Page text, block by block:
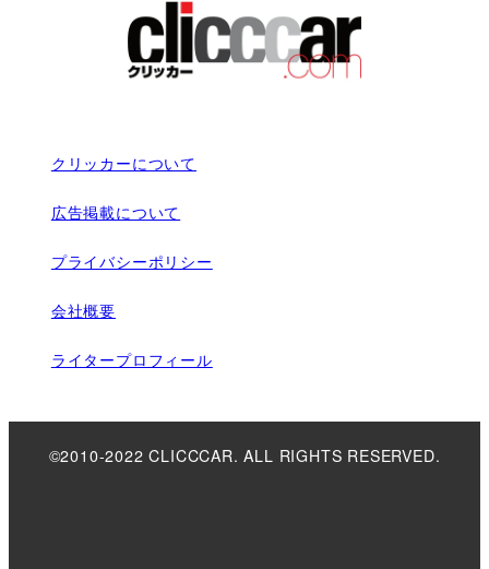
クリッカーについて
広告掲載について
プライバシーポリシー
会社概要
ライタープロフィール
©2010-2022 CLICCCAR. ALL RIGHTS RESERVED.